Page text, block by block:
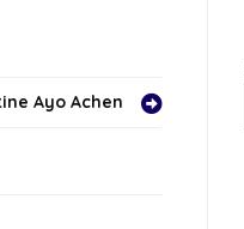
Ayo Achen